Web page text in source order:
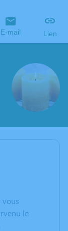
E-mail Lien
vous
le